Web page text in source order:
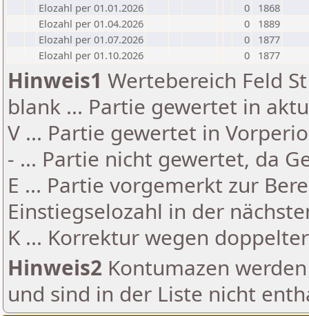
Elozahl per 01.01.2026
0
1868
Elozahl per 01.04.2026
0
1889
Elozahl per 01.07.2026
0
1877
Elozahl per 01.10.2026
0 1877
Hinweis1 Wertebereich Feld
blank ... Partie gewertet in
V ... Partie gewertet in
- ... Partie nicht gewertet, da
E ... Partie vorgemerkt zur
Einstiegselozahl in der
K ... Korrektur wegen
Hinweis2 Kontumazen
und sind in der Liste nicht